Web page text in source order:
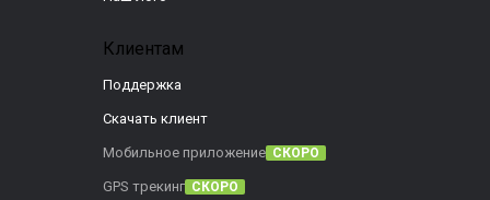
Клиентам
Поддержка
Скачать клиент
Мобильное приложение СКОРО
GPS трекинг СКОРО